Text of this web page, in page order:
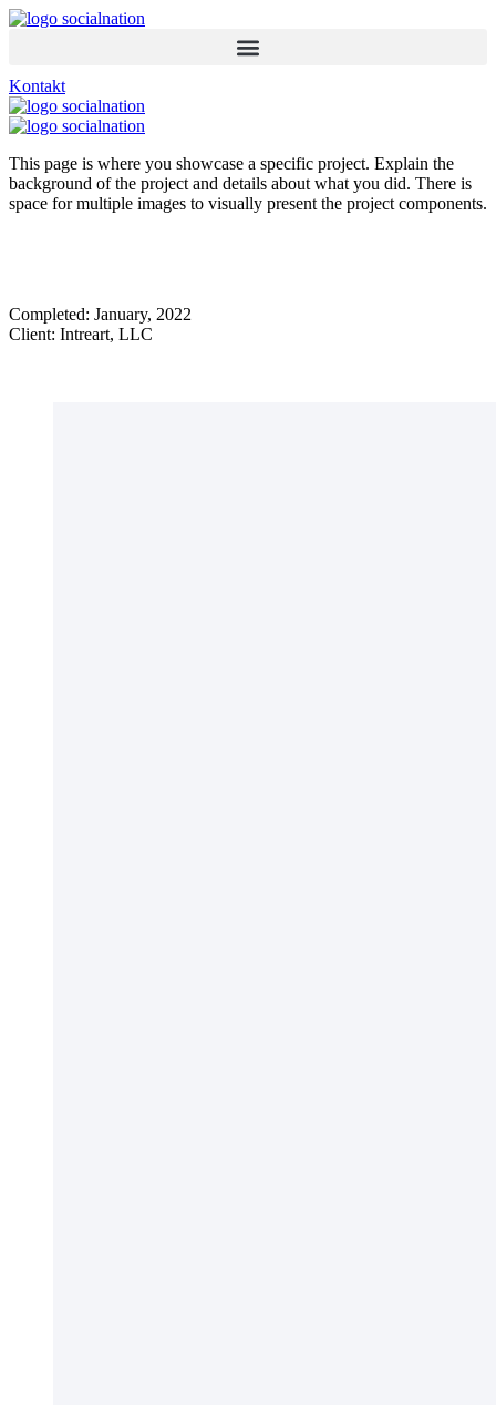
Kontakt
This page is where you showcase a specific project. Explain the
background of the project and details about what you did. There is
space for multiple images to visually present the project components.
Completed: January, 2022
Client: Intreart, LLC